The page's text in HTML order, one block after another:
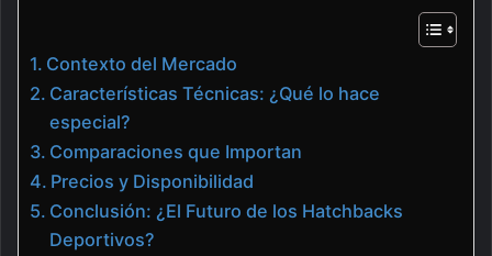
Contexto del Mercado
Características Técnicas: ¿Qué lo hace
especial?
Comparaciones que Importan
Precios y Disponibilidad
Conclusión: ¿El Futuro de los Hatchbacks
Deportivos?